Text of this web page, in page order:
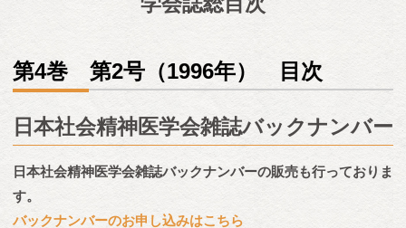
第4巻 第2号（1996年） 目次
日本社会精神医学会雑誌バックナンバー
日本社会精神医学会雑誌バックナンバーの販売も行っておりま
す。
バックナンバーのお申し込みはこちら